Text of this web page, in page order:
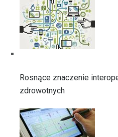
Rosnące znaczenie
zdrowotnych